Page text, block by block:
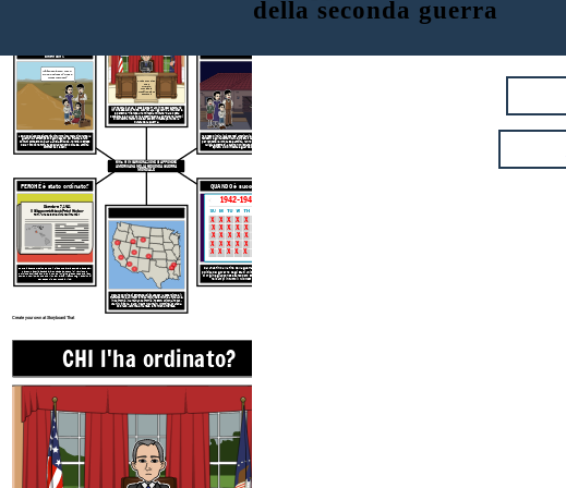
della seconda guerra
Create your own at Storyboard That
CHI ha preso di mira?
QUANDO è successo?
PERCHÉ è stato ordinato?
americani?
Il 19 febbraio 1942, il presidente Franklin Roosevelt emanò
l'ordine esecutivo 9066. Autorizzava il governo a rimuovere
le persone "ritenute una minaccia militare" dalla costa
occidentale e dall'Arizona e costringerle a entrare nei campi
di concentramento dove sarebbero rimaste per tutta la
durata della guerra.
Ha preso di mira i giapponesi americani e, in minor numero, i
tedeschi e gli italoamericani. Sono stati dati solo pochi giorni
per vendere le loro case e attività, hanno permesso solo una
valigia e costretti a cabine non isolate circondate da filo
spinato, luci di ricerca e guardie con mitra.
Dal 1942 fino alla fine della guerra nel
politica del governo degli Stati Uniti che le persone
di origine giapponese sarebbero state incarcerate
nei campi in tutto il Midwest e l'ovest.
C'erano dozzine di strutture utilizzate per la detenzione e il
trattamento e 10 importanti campi di detenzione a Tule Lake,
in California; Manzanar, California; Poston, Arizona; Topaz,
Utah; Minidoka, Idaho; Heart Mountain, Wyoming; Granada,
Colorado; Jerome, Arkansas; e Rohwer, Arkansas.
Fu ordinato tre mesi dopo che il Giappone aveva bombardato Pearl
Harbor. L'isteria è stata alimentata da decenni di razzismo e
politiche anti-asiatiche. Chiunque di origine giapponese era visto
come un nemico, anche quelli che avevano vissuto negli Stati Uniti
per decenni o per tutta la vita.
120.000 giapponesi americani furono incarcerati durante la
guerra. Gli effetti psicologici negativi del trauma erano
comuni come shock, paura, ansia, sfiducia, nonché lo stress
della rimozione forzata e dell'abbandono di case, attività
commerciali e beni.
5 Ws H: INCARCERAZIONE GIAPPONESE
AMERICANA NELLA SECONDA GUERRA
MONDIALE
Ordine esecutivo
9066
Firmato,
Presidente
Franklin Delano
Roosevelt
Dicembre. 7, 1941
Il Giappone attacca Pearl Harbor
FDR: "Una data che vivrà nell'infamia".
1942-1945
X X X X X
X X X X X
X X X X X
X X X X X
X X X X X
Abbiamo perso tutto.
Dove andremo? Come
ricominciamo?
CHI l'ha ordinato?